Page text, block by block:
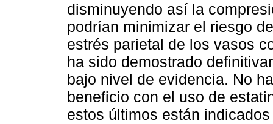
disminuyendo así la
podrían minimizar el riesgo
estrés parietal de los vasos
ha sido demostrado
bajo nivel de evidencia. No
beneficio con el uso de
estos últimos están